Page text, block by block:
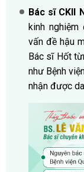
Bác sĩ CKII
kinh
vấn đề hậu
Bác sĩ Hốt
như Bệnh
nhận được